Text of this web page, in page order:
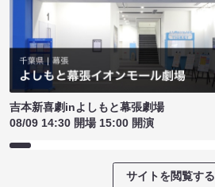
吉本新喜劇inよしもと幕張劇場
08/09 14:30 開場 15:00 開演
サイトを閲覧する